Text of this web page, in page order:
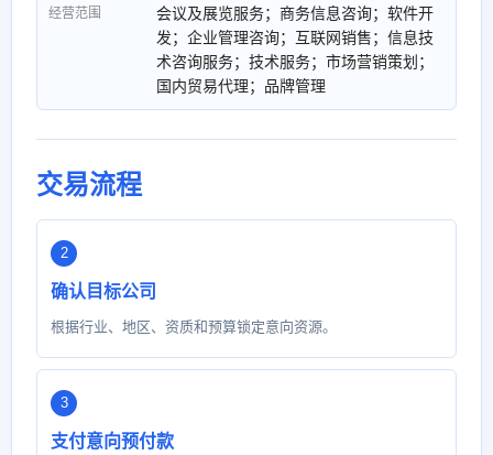
经营范围
会议及展览服务；商务信息咨询；软件开
发；企业管理咨询；互联网销售；信息技
术咨询服务；技术服务；市场营销策划；
国内贸易代理；品牌管理
交易流程
确认目标公司
根据行业、地区、资质和预算锁定意向资源。
支付意向预付款